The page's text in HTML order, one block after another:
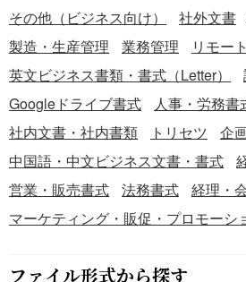
その他（ビジネス向け）
社外文書
製造・生産管理
業務管理
リモー
英文ビジネス書類・書式（Letter）
Googleドライブ書式
人事・労務書
社内文書・社内書類
トリセツ
企
中国語・中文ビジネス文書・書式
営業・販売書式
法務書式
経理・
マーケティング・販促・プロモーシ
ファイル形式から探す